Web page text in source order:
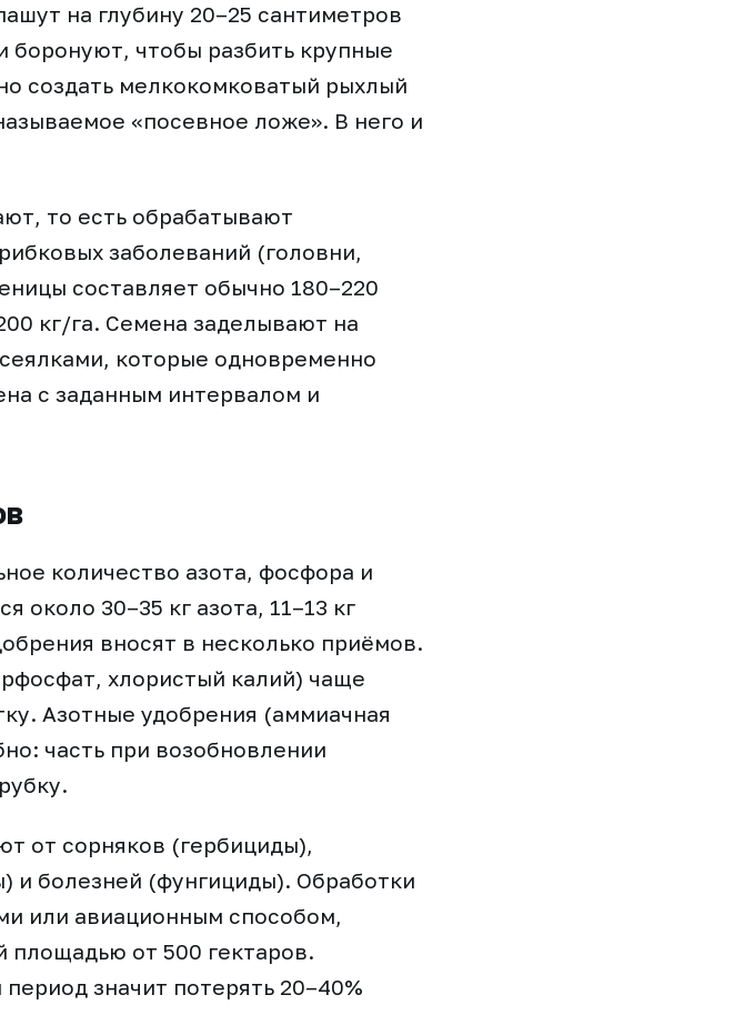
на глубину 20–25 сантиметров
боронуют, чтобы разбить крупные
создать мелкокомковатый рыхлый
«посевное ложе». В него и
то есть обрабатывают
заболеваний (головни,
составляет обычно 180–220
кг/га. Семена заделывают на
которые одновременно
с заданным интервалом и
количество азота, фосфора и
около 30–35 кг азота, 11–13 кг
вносят в несколько приёмов.
хлористый калий) чаще
Азотные удобрения (аммиачная
часть при возобновлении
от сорняков (гербициды),
и болезней (фунгициды). Обработки
или авиационным способом,
площадью от 500 гектаров.
значит потерять 20–40%